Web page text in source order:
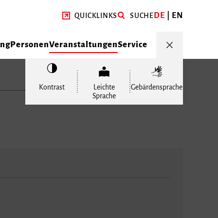
QUICKLINKS SUCHEDE EN
PersonenVeranstaltungenService
Kontrast
Leichte
Sprache
Gebärdensprache